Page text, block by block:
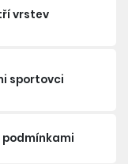
vrstev
sportovci
podmínkami